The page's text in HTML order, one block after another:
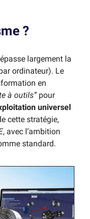
?
largement la
ordinateur). Le
en
à outils” pour
universel
cette stratégie,
, avec l’ambition
standard.